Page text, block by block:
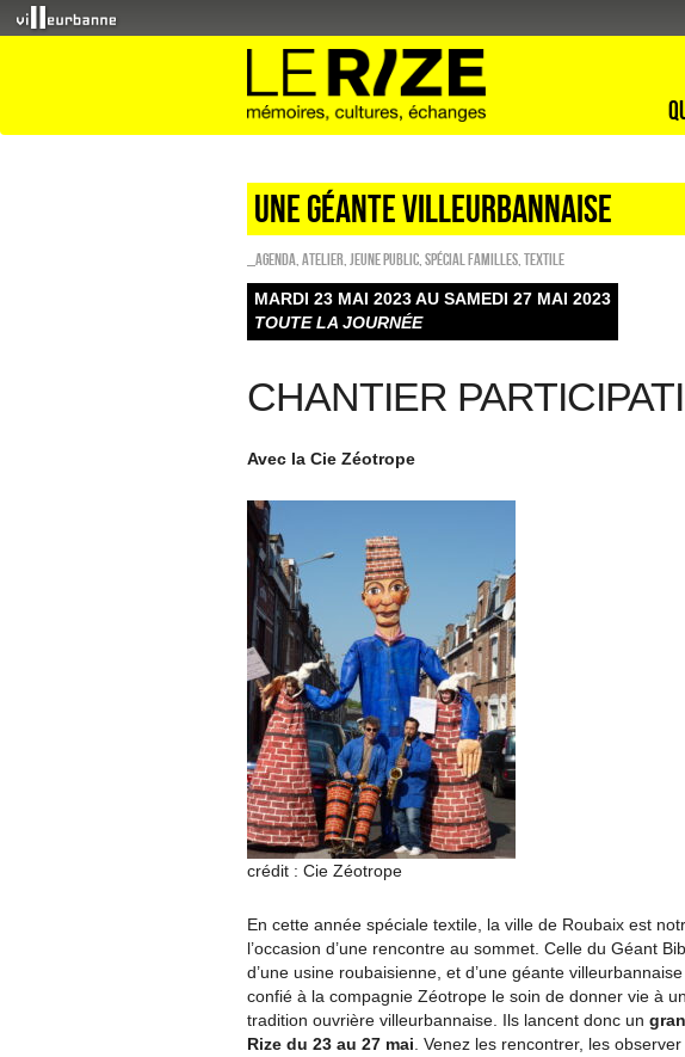
UNE GÉANTE VILLEURBANNAISE
_Agenda Atelier Jeune public Spécial familles Textile
MARDI 23 MAI 2023 AU SAMEDI 27 MAI 2023
TOUTE LA JOURNÉE
CHANTIER
Avec la Cie Zéotrope
crédit : Cie Zéotrope
En cette année spéciale textile, la ville de Roubaix est
l’occasion d’une rencontre au sommet. Celle du Géant
d’une usine roubaisienne, et d’une géante
confié à la compagnie Zéotrope le soin de donner vie à
tradition ouvrière villeurbannaise. Ils lancent donc un
Rize du 23 au 27 mai . Venez les rencontrer, les